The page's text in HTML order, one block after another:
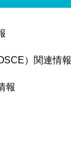
）関連情報
報